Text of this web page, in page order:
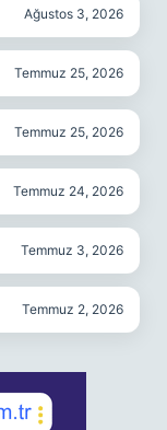
Ağustos 3, 2026
Temmuz 25, 2026
Temmuz 25, 2026
Temmuz 24, 2026
Temmuz 3, 2026
Temmuz 2, 2026